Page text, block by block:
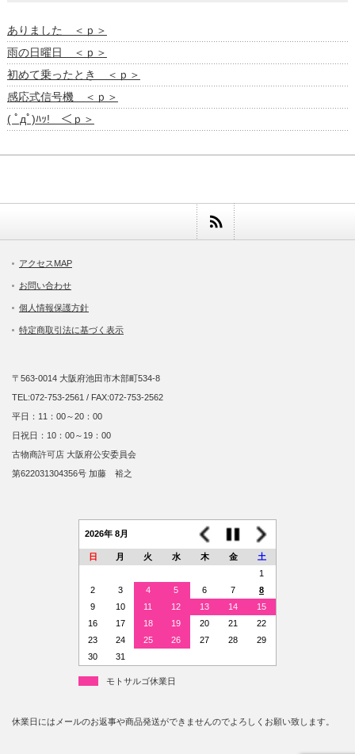
ありました ＜ｐ＞
雨の日曜日 ＜ｐ＞
初めて乗ったとき ＜ｐ＞
感応式信号機 ＜ｐ＞
( ﾟдﾟ)ﾊｯ! ＜ｐ＞
アクセスMAP
お問い合わせ
個人情報保護方針
特定商取引法に基づく表示
〒563-0014 大阪府池田市木部町534-8
TEL:072-753-2561 / FAX:072-753-2562
平日：11：00～20：00
日祝日：10：00～19：00
古物商許可店 大阪府公安委員会
第622031304356号 加藤 裕之
2026年 8月
日 月 火 水 木 金
土
1
2
3 4 5 6 7
8
9
10 11 12 13 14
15
16
17 18 19 20 21
22
23
24 25 26 27 28
29
30
31
モトサルゴ休業日
休業日にはメールのお返事や商品発送ができませんのでよろしくお願い致します。